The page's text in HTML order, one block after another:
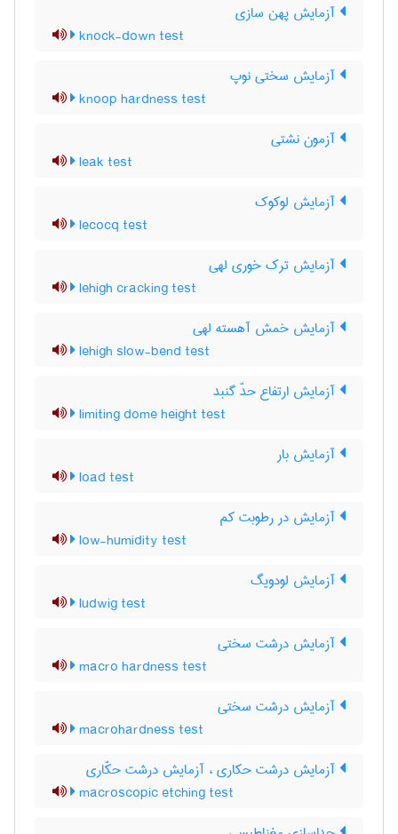
آزمایش پهن سازی
knock-down test
آزمایش سختی نوپ
knoop hardness test
آزمون نشتی
leak test
آزمایش لوکوک
lecocq test
آزمایش ترک خوری لهی
lehigh cracking test
آزمایش خمش آهسته لهی
lehigh slow-bend test
آزمایش ارتفاع حدّ گنبد
limiting dome height test
آزمایش بار
load test
آزمایش در رطوبت کم
low-humidity test
آزمایش لودویگ
ludwig test
آزمایش درشت سختی
macro hardness test
آزمایش درشت سختی
macrohardness test
آزمایش درشت حکاری ، آزمایش درشت حکّاری
macroscopic etching test